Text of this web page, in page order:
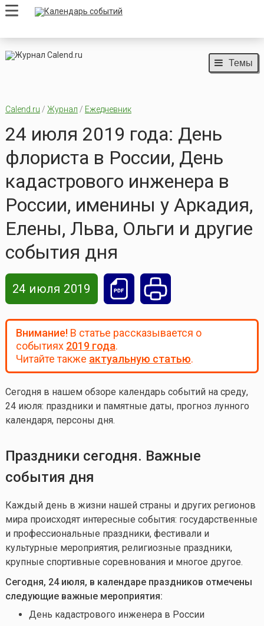
Темы
Calend.ru / Журнал / Ежедневник
24 июля 2019 года: День
флориста в России, День
кадастрового инженера в
России, именины у Аркадия,
Елены, Льва, Ольги и другие
события дня
24 июля 2019
Внимание!В статье рассказывается о
событиях 2019 года.
Читайте также актуальную статью.
Сегодня в нашем обзоре календарь событий на среду,
24 июля: праздники и памятные даты, прогноз лунного
календаря, персоны дня.
Праздники сегодня. Важные
события дня
Каждый день в жизни нашей страны и других регионов
мира происходят интересные события: государственные
и профессиональные праздники, фестивали и
культурные мероприятия, религиозные праздники,
крупные спортивные соревнования и многое другое.
Сегодня, 24 июля, в календаре праздников отмечены
следующие важные мероприятия:
День кадастрового инженера в России